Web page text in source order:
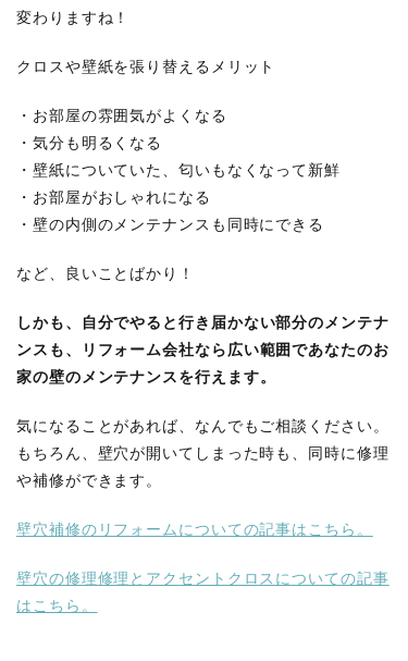
変わりますね！
クロスや壁紙を張り替えるメリット
・お部屋の雰囲気がよくなる
・気分も明るくなる
・壁紙についていた、匂いもなくなって新鮮
・お部屋がおしゃれになる
・壁の内側のメンテナンスも同時にできる
など、良いことばかり！
しかも、自分でやると 行き届かない部分のメンテナ
ンス も、リフォーム会社なら 広い範囲であなたのお
家の壁のメンテナンス を行えます。
気になることがあれば、なんでもご相談ください。
もちろん、壁穴が開いてしまった時も、同時に修理
や補修ができます。
壁穴補修のリフォームについての記事はこちら。
壁穴の修理修理とアクセントクロスについての記事
はこちら。